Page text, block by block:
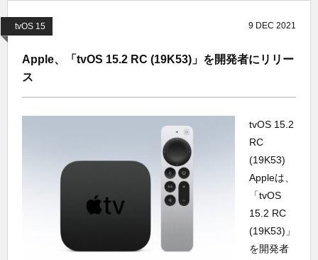
tvOS 15 9 DEC 2021
Apple、「tvOS 15.2 RC (19K53)」を開発者にリリー
ス
tvOS 15.2
RC
(19K53)
Appleは、
「tvOS
15.2 RC
(19K53)」
を開発者